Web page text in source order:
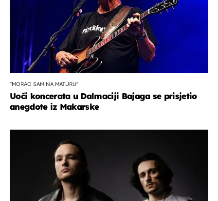
''MORAO SAM NA MATURU''
Uoči koncerata u Dalmaciji Bajaga se prisjetio
anegdote iz Makarske